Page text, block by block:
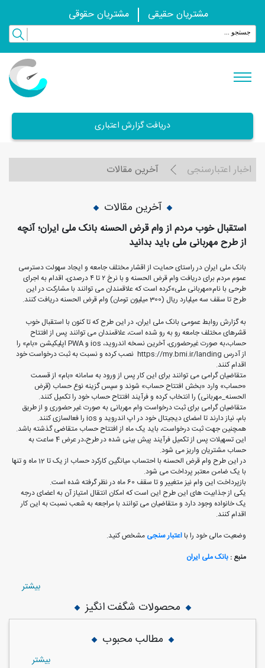
مشتریان حقیقی مشتریان حقوقی
دریافت گزارش اعتباری
اخبار اعتبارسنجی آخرین مقالات
آخرین مقالات
استقبال خوب مردم از وام قرض الحسنه بانک ملی ایران؛ آنچه
از طرح مهربانی ملی باید بدانید
بانک ملی ایران در راستای حمایت از اقشار مختلف جامعه و ایجاد سهولت دسترسی
عموم مردم برای دریافت وام قرض الحسنه و با نرخ ۲ تا ۴ درصدی، اقدام به اجرای
طرحی با نام«مهربانی ملی»کرده است که علاقمندان می توانند با مشارکت در این
طرح تا سقف سه میلیارد ریال (300 میلیون تومان) وام قرض الحسنه دریافت کنند.
به گزارش روابط عمومی بانک ملی ایران، در این طرح که تا کنون با استقبال خوب
قشرهای مختلف جامعه رو به رو شده است، علاقمندان می توانند پس از افتتاح
حساب،به صورت غیرحضوری، آخرین نسخه اندروید، ios و PWA اپلیکیشن «بام» را
از آدرس https://my.bmi.ir/landing نصب کرده و نسبت به ثبت درخواست خود
اقدام کنند.
متقاضیان گرامی می توانند برای این کار پس از ورود به سامانه «بام» از قسمت
«حساب» وارد «بخش افتتاح حساب» شوند و سپس گزینه نوع حساب (قرض
الحسنه_مهربانی) را انتخاب کرده و فرآیند افتتاح حساب خود را تکمیل کنند.
متقاضیان گرامی برای ثبت درخواست وام مهربانی به صورت غیر حضوری و از طریق
بام، نیاز دارند تا امضای دیجیتال خود در اپ اندروید و ios را فعالسازی کنند.
همچنین جهت ثبت درخواست، باید یک ماه از افتتاح حساب متقاضی گذشته باشد.
این تسهیلات پس از تکمیل فرآیند پیش بینی شده در طرح،در عرض 4 ساعت به
حساب مشتریان واریز می شود.
در این طرح وام قرض الحسنه با احتساب میانگین کارکرد حساب از یک تا 12 ماه و تنها
با یک ضامن معتبر پرداخت می شود.
بازپرداخت این وام نیز متغییر و تا سقف 60 ماه در نظر گرفته شده است.
یکی از جذابیت های این طرح این است که امکان انتقال امتیاز آن به اعضای درجه
یک خانواده وجود دارد و متقاضیان می توانند با مراجعه به شعب نسبت به این کار
اقدام کنند.
وضعیت مالی خود را بااعتبار سنجی مشخص کنید.
منبع : بانک ملی ایران
بيشتر
محصولات شگفت انگیز
مطالب محبوب
بيشتر